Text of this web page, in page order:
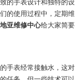
的手表设计和独特的设
的使用过程中，定期维
亚维修中心给大家简要
手表经常接触水，这对